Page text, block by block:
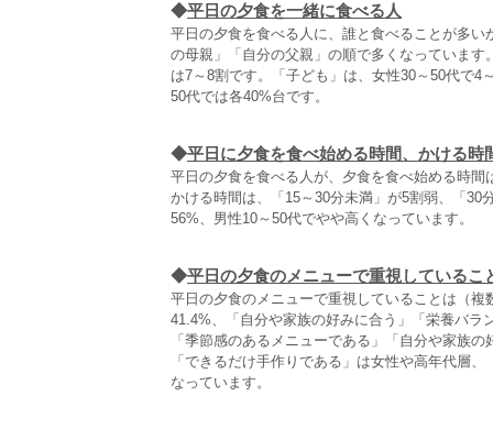
◆平日の夕食を一緒に食べる人
平日の夕食を食べる人に、誰と食べることが多
の母親」「自分の父親」の順で多くなっていま
は7～8割です。「子ども」は、女性30～50代で
50代では各40%台です。
◆平日に夕食を食べ始める時間、かける時
平日の夕食を食べる人が、夕食を食べ始める時
かける時間は、「15～30分未満」が5割弱、「30
56%、男性10～50代でやや高くなっています。
◆平日の夕食のメニューで重視しているこ
平日の夕食のメニューで重視していることは（
41.4%、「自分や家族の好みに合う」「栄養バラ
「季節感のあるメニューである」「自分や家族
「できるだけ手作りである」は女性や高年代層
なっています。